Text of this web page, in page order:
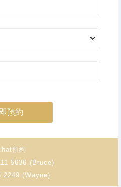
預約
預約
5636 (Bruce)
2249 (Wayne)